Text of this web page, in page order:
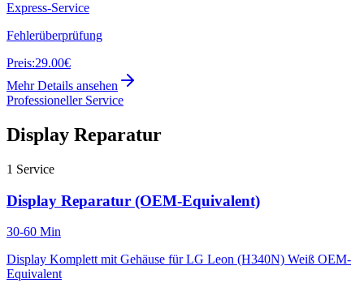
Express-Service
Fehlerüberprüfung
Preis:29.00€
Mehr Details ansehen
Professioneller Service
Display Reparatur
1 Service
Display Reparatur (OEM-Equivalent)
30-60 Min
Display Komplett mit Gehäuse für LG Leon (H340N) Weiß OEM-
Equivalent